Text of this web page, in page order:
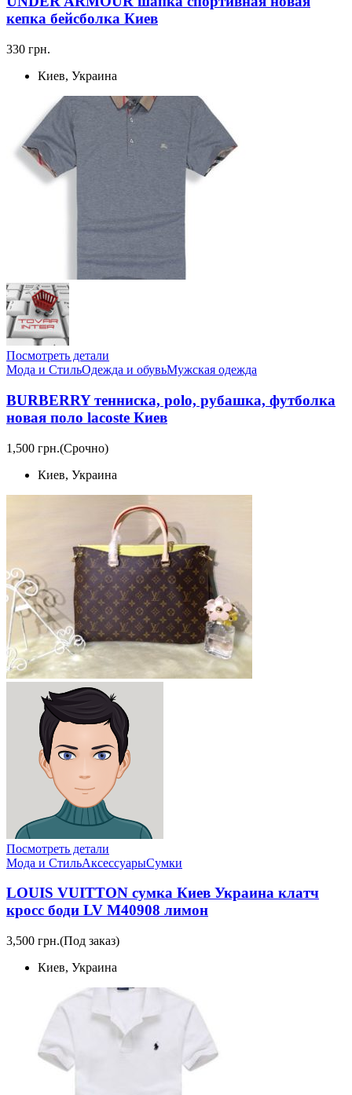
кепка бейсболка Киев
330 грн.
Киев, Украина
Посмотреть детали
Мода и СтильОдежда и обувьМужская одежда
BURBERRY тенниска, polo, рубашка, футболка
новая поло lacoste Киев
1,500 грн.(Срочно)
Киев, Украина
Посмотреть детали
Мода и СтильАксессуарыСумки
LOUIS VUITTON сумка Киев Украина клатч
кросс боди LV M40908 лимон
3,500 грн.(Под заказ)
Киев, Украина